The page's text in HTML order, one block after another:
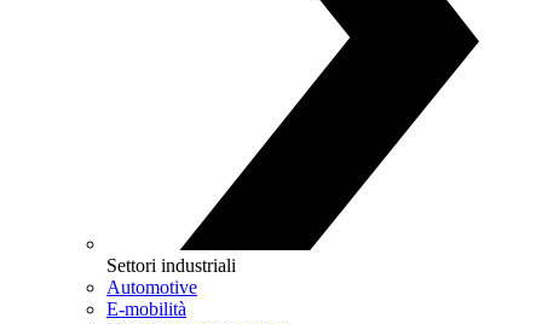
Settori industriali
Automotive
E-mobilità